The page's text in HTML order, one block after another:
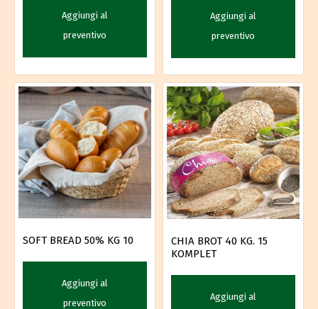
Aggiungi al
preventivo
Aggiungi al
preventivo
SOFT BREAD 50% KG 10
Aggiungi al
preventivo
CHIA BROT 40 KG. 15
KOMPLET
Aggiungi al